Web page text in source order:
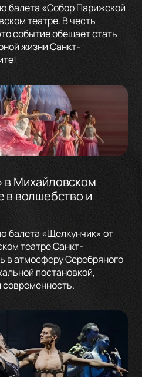
балета «Собор Парижской
театре. В честь
событие обещает стать
жизни Санкт-
в Михайловском
в волшебство и
балета «Щелкунчик» от
театре Санкт-
в атмосферу Серебряного
постановкой,